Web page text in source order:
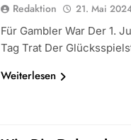
Redaktion 21. Mai
Für Gambler War Der 1.
Tag Trat Der
Weiterlesen